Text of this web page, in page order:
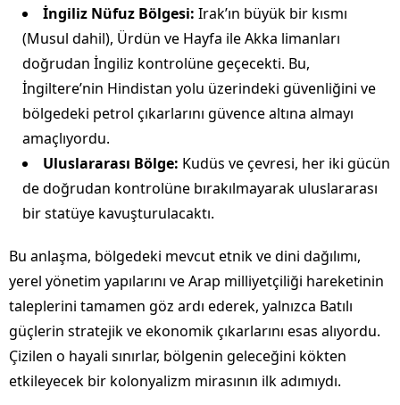
İngiliz Nüfuz Bölgesi: Irak’ın büyük bir kısmı
(Musul dahil), Ürdün ve Hayfa ile Akka limanları
doğrudan İngiliz kontrolüne geçecekti. Bu,
İngiltere’nin Hindistan yolu üzerindeki güvenliğini ve
bölgedeki petrol çıkarlarını güvence altına almayı
amaçlıyordu.
Uluslararası Bölge: Kudüs ve çevresi, her iki gücün
de doğrudan kontrolüne bırakılmayarak uluslararası
bir statüye kavuşturulacaktı.
Bu anlaşma, bölgedeki mevcut etnik ve dini dağılımı,
yerel yönetim yapılarını ve Arap milliyetçiliği hareketinin
taleplerini tamamen göz ardı ederek, yalnızca Batılı
güçlerin stratejik ve ekonomik çıkarlarını esas alıyordu.
Çizilen o hayali sınırlar, bölgenin geleceğini kökten
etkileyecek bir kolonyalizm mirasının ilk adımıydı.